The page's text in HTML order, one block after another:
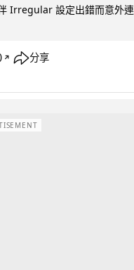
Irregular 設定出錯而意外
↗ 分享